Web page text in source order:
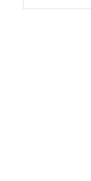
功举办